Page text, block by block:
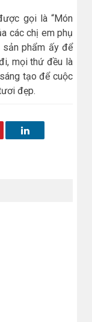
gọi là “Món
các chị em phụ
sản phẩm ấy để
mọi thứ đều là
tạo để cuộc
đẹp.
LinkedIn